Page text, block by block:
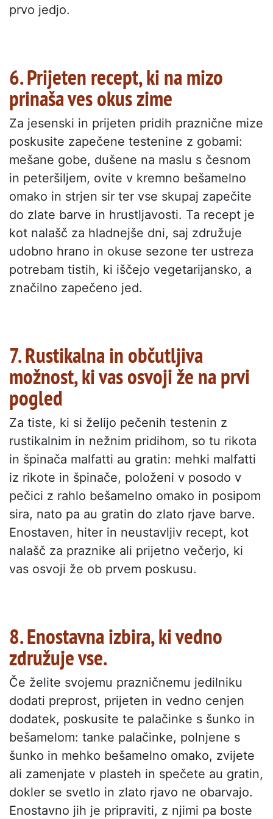
prvo jedjo.
6. Prijeten recept, ki na mizo
prinaša ves okus zime
Za jesenski in prijeten pridih praznične mize
poskusite zapečene testenine z gobami:
mešane gobe, dušene na maslu s česnom
in peteršiljem, ovite v kremno bešamelno
omako in strjen sir ter vse skupaj zapečite
do zlate barve in hrustljavosti. Ta recept je
kot nalašč za hladnejše dni, saj združuje
udobno hrano in okuse sezone ter ustreza
potrebam tistih, ki iščejo vegetarijansko, a
značilno zapečeno jed.
7. Rustikalna in občutljiva
možnost, ki vas osvoji že na prvi
pogled
Za tiste, ki si želijo pečenih testenin z
rustikalnim in nežnim pridihom, so tu rikota
in špinača malfatti au gratin: mehki malfatti
iz rikote in špinače, položeni v posodo v
pečici z rahlo bešamelno omako in posipom
sira, nato pa au gratin do zlato rjave barve.
Enostaven, hiter in neustavljiv recept, kot
nalašč za praznike ali prijetno večerjo, ki
vas osvoji že ob prvem poskusu.
8. Enostavna izbira, ki vedno
združuje vse.
Če želite svojemu prazničnemu jedilniku
dodati preprost, prijeten in vedno cenjen
dodatek, poskusite te palačinke s šunko in
bešamelom: tanke palačinke, polnjene s
šunko in mehko bešamelno omako, zvijete
ali zamenjate v plasteh in spečete au gratin,
dokler se svetlo in zlato rjavo ne obarvajo.
Enostavno jih je pripraviti, z njimi pa boste